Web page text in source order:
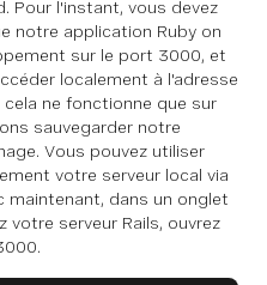
Pour l'instant, vous devez
notre application Ruby on
sur le port 3000, et
localement à l'adresse
ne fonctionne que sur
sauvegarder notre
Vous pouvez utiliser
votre serveur local via
maintenant, dans un onglet
votre serveur Rails, ouvrez